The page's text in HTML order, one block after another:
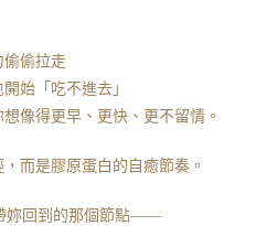
偷偷拉走
始「吃不進去」
像得更早、更快、更不留情。
而是膠原蛋白的自癒節奏。
妳回到的那個節點——